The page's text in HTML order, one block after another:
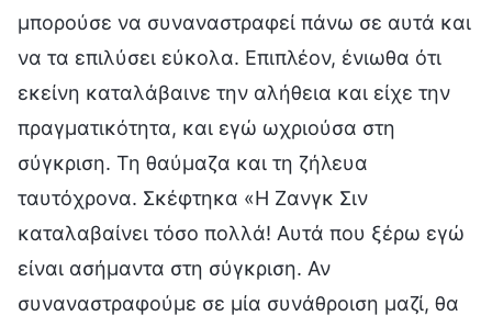
μπορούσε να συναναστραφεί πάνω σε αυτά και
να τα επιλύσει εύκολα. Επιπλέον, ένιωθα ότι
εκείνη καταλάβαινε την αλήθεια και είχε την
πραγματικότητα, και εγώ ωχριούσα στη
σύγκριση. Τη θαύμαζα και τη ζήλευα
ταυτόχρονα. Σκέφτηκα «Η Ζανγκ Σιν
καταλαβαίνει τόσο πολλά! Αυτά που ξέρω εγώ
είναι ασήμαντα στη σύγκριση. Αν
συναναστραφούμε σε μία συνάθροιση μαζί, θα